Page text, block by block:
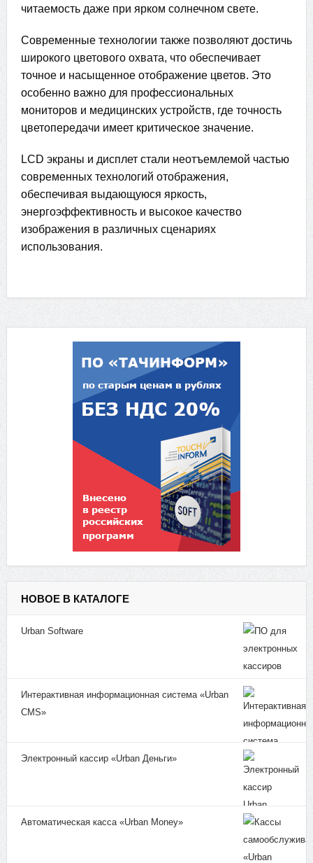
читаемость даже при ярком солнечном свете.
Современные технологии также позволяют достичь
широкого цветового охвата, что обеспечивает
точное и насыщенное отображение цветов. Это
особенно важно для профессиональных
мониторов и медицинских устройств, где точность
цветопередачи имеет критическое значение.
LCD экраны и дисплет стали неотъемлемой частью
современных технологий отображения,
обеспечивая выдающуюся яркость,
энергоэффективность и высокое качество
изображения в различных сценариях
использования.
НОВОЕ В КАТАЛОГЕ
Urban Software
Интерактивная информационная система «Urban
CMS»
Электронный кассир «Urban Деньги»
Автоматическая касса «Urban Money»